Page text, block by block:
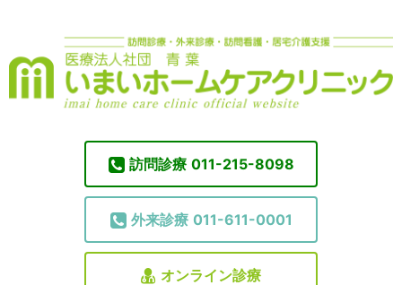
訪問診療 011-215-8098
外来診療 011-611-0001
オンライン診療